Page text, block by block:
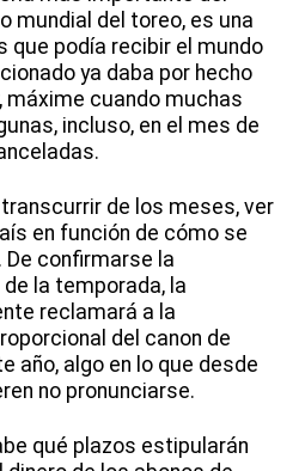
mundial del toreo, es una
que podía recibir el mundo
ya daba por hecho
máxime cuando muchas
incluso, en el mes de
de los meses, ver
en función de cómo se
confirmarse la
la temporada, la
reclamará a la
del canon de
año, algo en lo que desde
no pronunciarse.
qué plazos estipularán